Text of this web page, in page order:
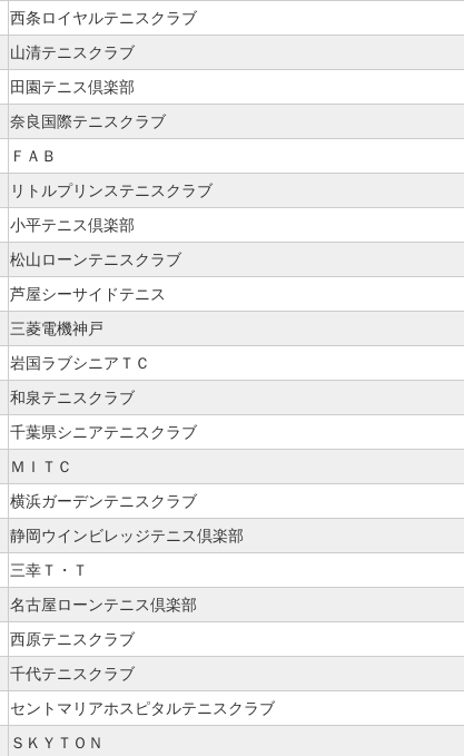
西条ロイヤルテニスクラブ
山清テニスクラブ
田園テニス倶楽部
奈良国際テニスクラブ
ＦＡＢ
リトルプリンステニスクラブ
小平テニス倶楽部
松山ローンテニスクラブ
芦屋シーサイドテニス
三菱電機神戸
岩国ラブシニアＴＣ
和泉テニスクラブ
千葉県シニアテニスクラブ
ＭＩＴＣ
横浜ガーデンテニスクラブ
静岡ウインビレッジテニス倶楽部
三幸Ｔ・Ｔ
名古屋ローンテニス倶楽部
西原テニスクラブ
千代テニスクラブ
セントマリアホスピタルテニスクラブ
ＳＫＹＴＯＮ